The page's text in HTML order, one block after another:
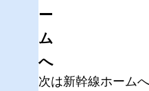
ー
ム
へ
次は新幹線ホーム